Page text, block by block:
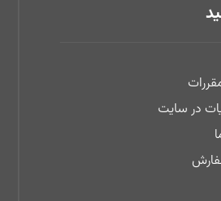
در سایت